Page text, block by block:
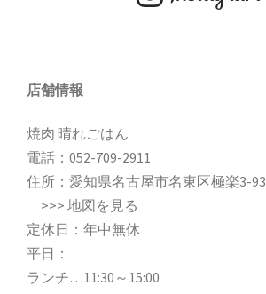
店舗情報
焼肉 晴れごはん
電話： 052-709-2911
住所：愛知県名古屋市名東区極楽3-93
>>> 地図を見る
定休日：年中無休
平日：
ランチ…11:30～15:00